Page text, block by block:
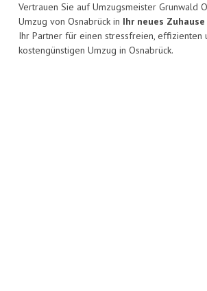
Vertrauen Sie auf Umzugsmeister Grunwald
Umzug von Osnabrück in Ihr neues Zuhause
Ihr Partner für einen stressfreien, effizienten
kostengünstigen Umzug in Osnabrück.